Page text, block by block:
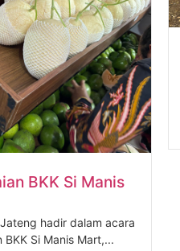
BKK Si Manis
hadir dalam acara
BKK Si Manis Mart,...